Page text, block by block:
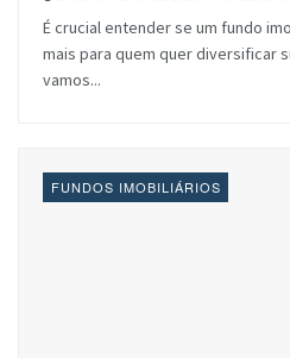
É crucial entender se um fundo
mais para quem quer diversificar
vamos...
FUNDOS IMOBILIÁRIOS